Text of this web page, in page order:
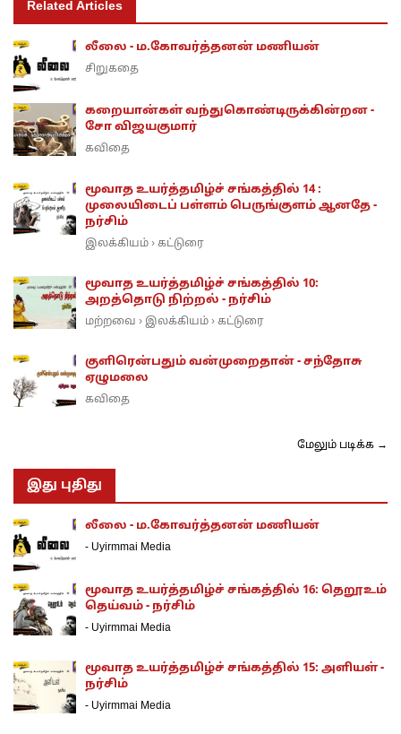
Related Articles
லீலை - ம.கோவர்த்தனன் மணியன்
சிறுகதை
கறையான்கள் வந்துகொண்டிருக்கின்றன -
சோ விஜயகுமார்
கவிதை
மூவாத உயர்த்தமிழ்ச் சங்கத்தில் 14 :
முலையிடைப் பள்ளம் பெருங்குளம் ஆனதே -
நர்சிம்
இலக்கியம் › கட்டுரை
மூவாத உயர்த்தமிழ்ச் சங்கத்தில் 10:
அறத்தொடு நிற்றல் - நர்சிம்
மற்றவை › இலக்கியம் › கட்டுரை
குளிரென்பதும் வன்முறைதான் - சந்தோசு
ஏழுமலை
கவிதை
மேலும் படிக்க →
இது புதிது
லீலை - ம.கோவர்த்தனன் மணியன்
- Uyirmmai Media
மூவாத உயர்த்தமிழ்ச் சங்கத்தில் 16: தெறூஉம்
தெய்வம் - நர்சிம்
- Uyirmmai Media
மூவாத உயர்த்தமிழ்ச் சங்கத்தில் 15: அளியள் -
நர்சிம்
- Uyirmmai Media